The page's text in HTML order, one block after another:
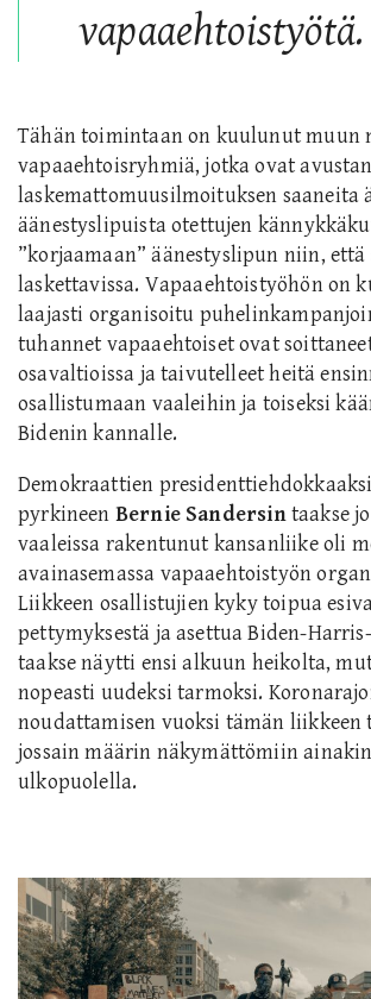
vapaaehtoistyötä.
Tähän toimintaan on kuulunut muun
vapaaehtoisryhmiä, jotka ovat
laskemattomuusilmoituksen saaneita
äänestyslipuista otettujen
”korjaamaan” äänestyslipun niin, että
laskettavissa. Vapaaehtoistyöhön on
laajasti organisoitu
tuhannet vapaaehtoiset ovat
osavaltioissa ja taivutelleet heitä
osallistumaan vaaleihin ja toiseksi
Bidenin kannalle.
Demokraattien
pyrkineen Bernie Sandersintaakse
vaaleissa rakentunut kansanliike oli
avainasemassa vapaaehtoistyön
Liikkeen osallistujien kyky toipua
pettymyksestä ja asettua Biden-
taakse näytti ensi alkuun heikolta,
nopeasti uudeksi tarmoksi.
noudattamisen vuoksi tämän liikkeen
jossain määrin näkymättömiin
ulkopuolella.